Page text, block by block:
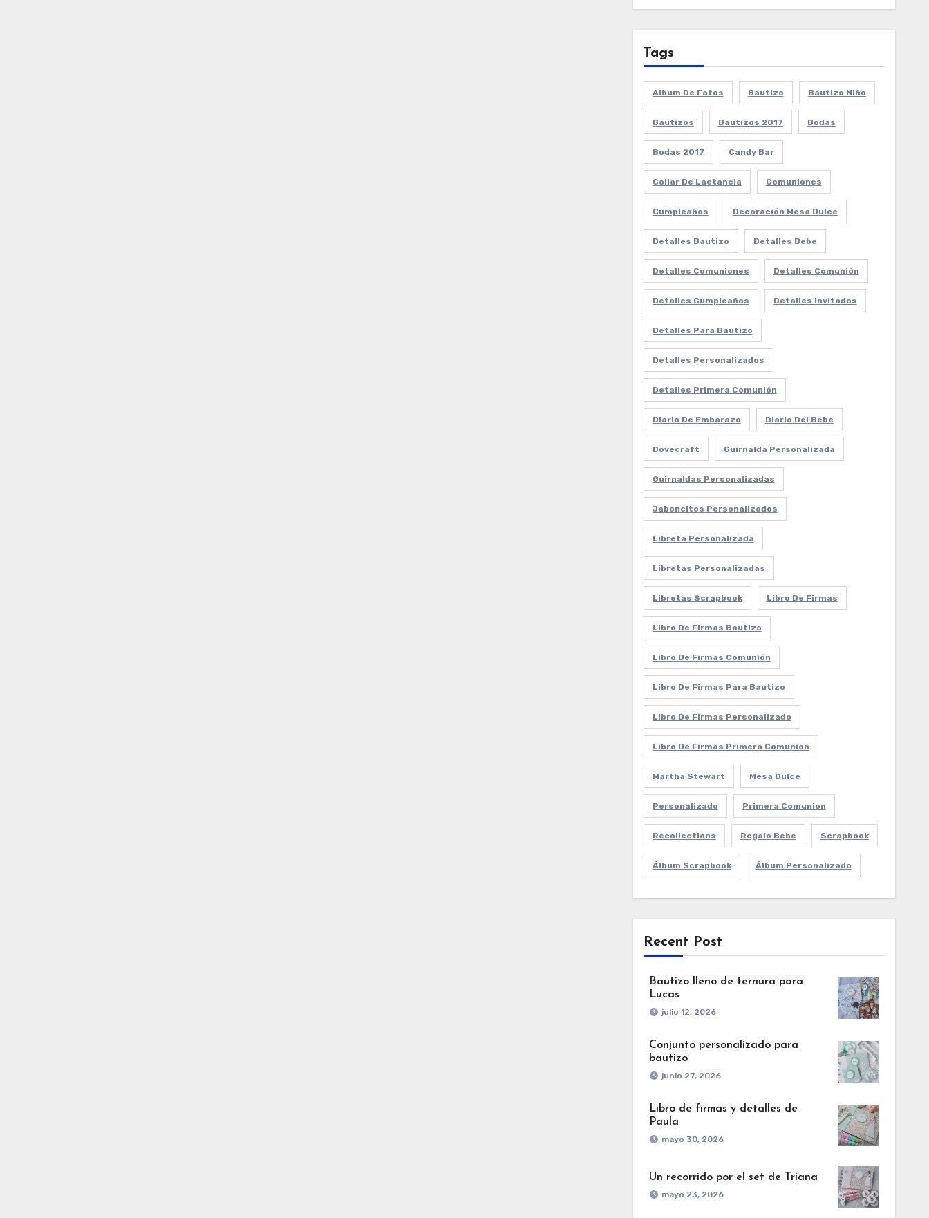
Tags
Album De Fotos Bautizo Bautizo Niño
Bautizos Bautizos 2017 Bodas
Bodas 2017 Candy Bar
Collar De Lactancia Comuniones
Cumpleaños Decoración Mesa Dulce
Detalles Bautizo Detalles Bebe
Detalles Comuniones Detalles Comunión
Detalles Cumpleaños Detalles Invitados
Detalles Para Bautizo
Detalles Personalizados
Detalles Primera Comunión
Diario De Embarazo Diario Del Bebe
Dovecraft Guirnalda Personalizada
Guirnaldas Personalizadas
Jaboncitos Personalizados
Libreta Personalizada
Libretas Personalizadas
Libretas Scrapbook Libro De Firmas
Libro De Firmas Bautizo
Libro De Firmas Comunión
Libro De Firmas Para Bautizo
Libro De Firmas Personalizado
Libro De Firmas Primera Comunion
Martha Stewart Mesa Dulce
Personalizado Primera Comunion
Recollections Regalo Bebe Scrapbook
Álbum Scrapbook Álbum Personalizado
Recent Post
Bautizo lleno de ternura para
Lucas
julio 12, 2026
Conjunto personalizado para
bautizo
junio 27, 2026
Libro de firmas y detalles de
Paula
mayo 30, 2026
Un recorrido por el set de Triana
mayo 23, 2026